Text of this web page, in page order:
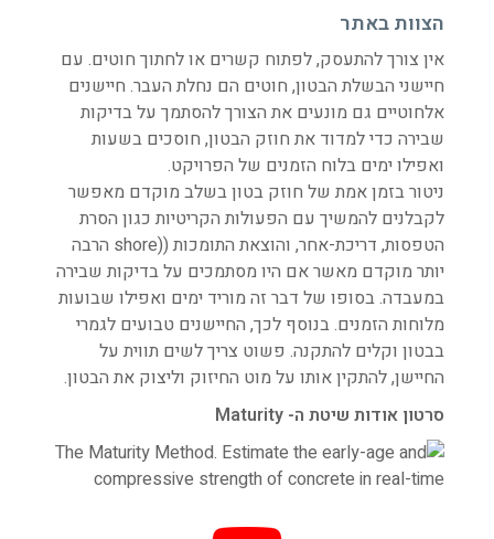
הצוות באתר
אין צורך להתעסק, לפתוח קשרים או לחתוך חוטים. עם
חיישני הבשלת הבטון, חוטים הם נחלת העבר. חיישנים
אלחוטיים גם מונעים את הצורך להסתמך על בדיקות
שבירה כדי למדוד את חוזק הבטון, חוסכים בשעות
ואפילו ימים בלוח הזמנים של הפרויקט.
ניטור בזמן אמת של חוזק בטון בשלב מוקדם מאפשר
לקבלנים להמשיך עם הפעולות הקריטיות כגון הסרת
הטפסות, דריכת-אחר, והוצאת התומכות ((shore הרבה
יותר מוקדם מאשר אם היו מסתמכים על בדיקות שבירה
במעבדה. בסופו של דבר זה מוריד ימים ואפילו שבועות
מלוחות הזמנים. בנוסף לכך, החיישנים טבועים לגמרי
בבטון וקלים להתקנה. פשוט צריך לשים תווית על
החיישן, להתקין אותו על מוט החיזוק וליצוק את הבטון.
סרטון אודות שיטת ה- Maturity